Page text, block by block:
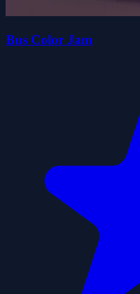
Bus Color Jam